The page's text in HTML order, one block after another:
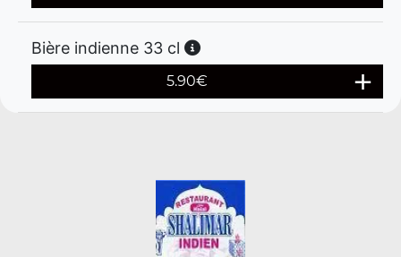
Bière indienne 33 cl
5.90€